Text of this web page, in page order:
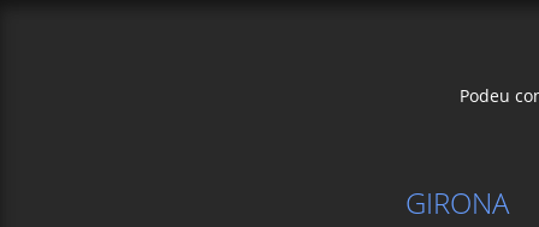
Podeu
GIRONA